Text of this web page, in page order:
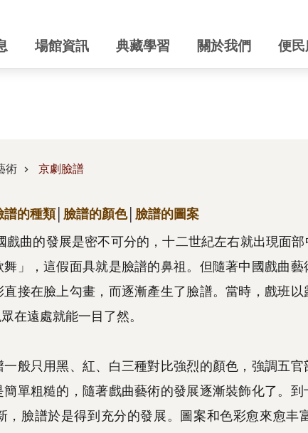
場館資訊 典藏學習 關於我們 便
術 京劇臉譜
譜的種類 臉譜的顏色│ 臉譜的圖案
戲曲的發展是密不可分的，十二世紀左右就出現面
」，這假面具就是臉譜的鼻祖。但隨著中國戲曲
接在臉上勾畫，而逐漸產生了臉譜。當時，戲班
在遠處就能一目了然。
般只用黑、紅、白三種對比強烈的顏色，強調五
單粗糙的，隨著戲曲藝術的發展逐漸裝飾化了。
，臉譜於是得到充分的發展。圖案和色彩愈來愈丰